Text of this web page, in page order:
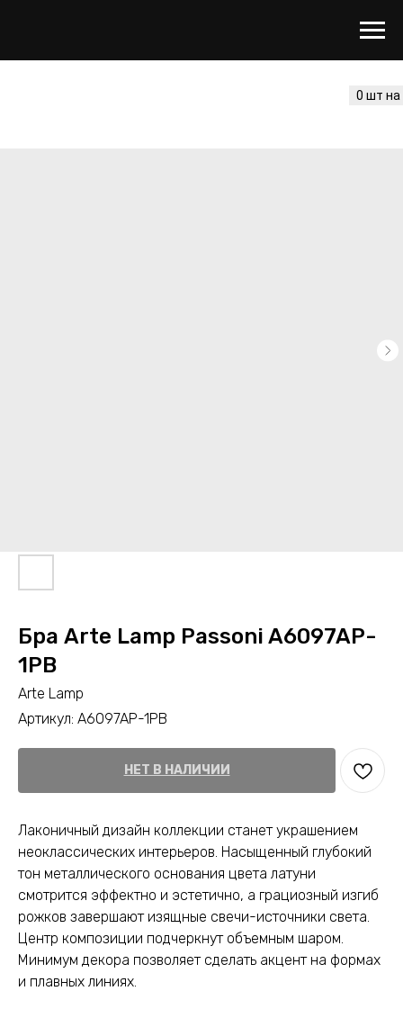
Бра Arte Lamp Passoni A6097AP-
1PB
Arte Lamp
Артикул: A6097AP-1PB
НЕТ В НАЛИЧИИ
Лаконичный дизайн коллекции станет украшением
неоклассических интерьеров. Насыщенный глубокий
тон металлического основания цвета латуни
смотрится эффектно и эстетично, а грациозный изгиб
рожков завершают изящные свечи-источники света.
Центр композиции подчеркнут объемным шаром.
Минимум декора позволяет сделать акцент на формах
и плавных линиях.